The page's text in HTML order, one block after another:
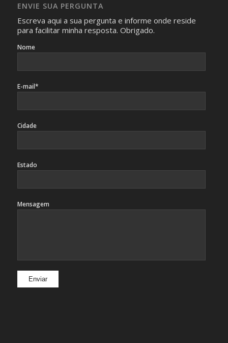
identificação da pessoa fotografada.
ENVIE SUA PERGUNTA
Escreva aqui a sua pergunta e informe onde reside
para facilitar minha resposta. Obrigado.
Nome
E-mail*
Cidade
Estado
Mensagem